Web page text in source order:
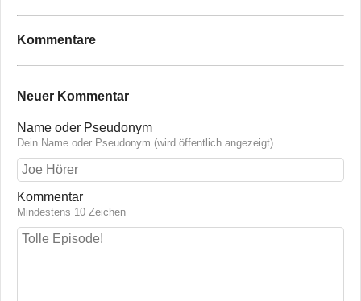
Kommentare
Neuer Kommentar
Name oder Pseudonym
Dein Name oder Pseudonym (wird öffentlich angezeigt)
Kommentar
Mindestens 10 Zeichen